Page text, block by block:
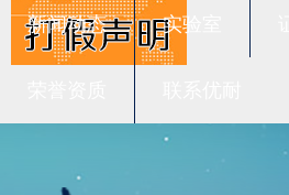
新闻动态 实验室